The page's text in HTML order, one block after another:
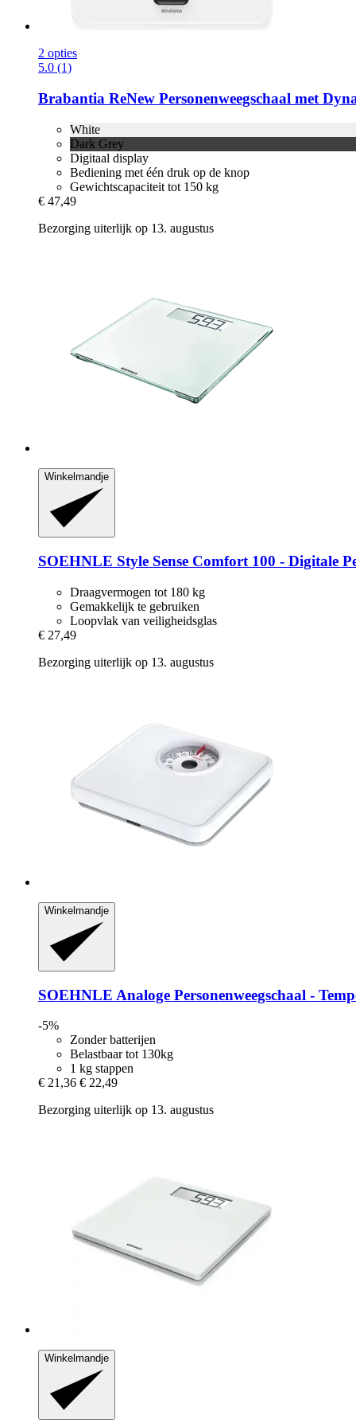
2 opties
5.0 (1)
Brabantia ReNew Personenweegschaal met
White
Dark Grey
Digitaal display
Bediening met één druk op de knop
Gewichtscapaciteit tot 150 kg
€ 47,49
Bezorging uiterlijk op 13. augustus
Winkelmandje
SOEHNLE Style Sense Comfort 100 -​ Digitale
Draagvermogen tot 180 kg
Gemakkelijk te gebruiken
Loopvlak van veiligheidsglas
€ 27,49
Bezorging uiterlijk op 13. augustus
Winkelmandje
SOEHNLE Analoge Personenweegschaal -​
-5%
Zonder batterijen
Belastbaar tot 130kg
1 kg stappen
€ 21,36 € 22,49
Bezorging uiterlijk op 13. augustus
Winkelmandje